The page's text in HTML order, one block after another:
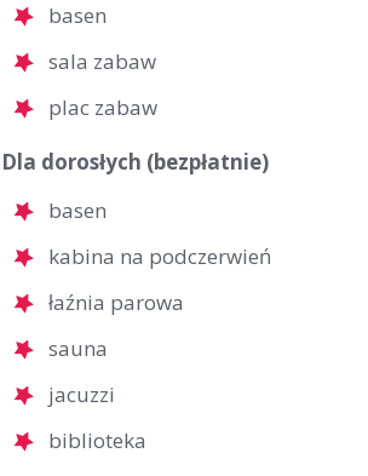
basen
sala zabaw
plac zabaw
Dla dorosłych (bezpłatnie)
basen
kabina na podczerwień
łaźnia parowa
sauna
jacuzzi
biblioteka